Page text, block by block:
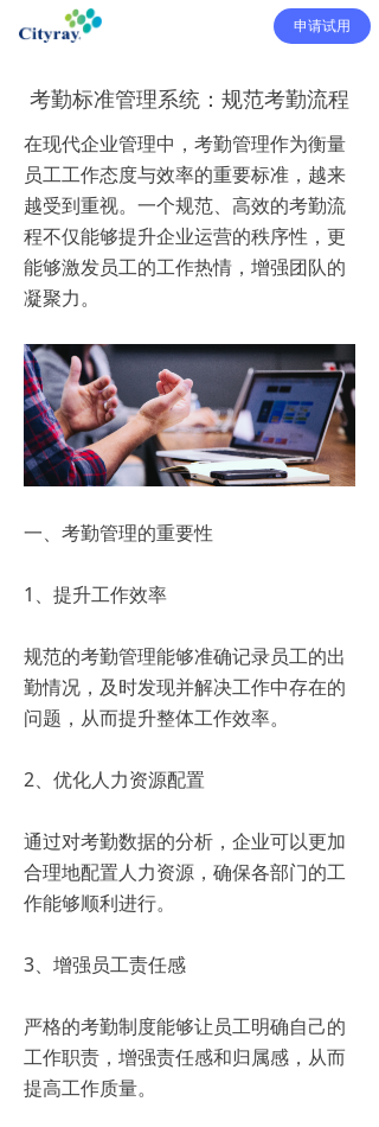
申请试用
考勤标准管理系统：规范考勤流程
在现代企业管理中，考勤管理作为衡量
员工工作态度与效率的重要标准，越来
越受到重视。一个规范、高效的考勤流
程不仅能够提升企业运营的秩序性，更
能够激发员工的工作热情，增强团队的
凝聚力。
一、考勤管理的重要性
1、提升工作效率
规范的考勤管理能够准确记录员工的出
勤情况，及时发现并解决工作中存在的
问题，从而提升整体工作效率。
2、优化人力资源配置
通过对考勤数据的分析，企业可以更加
合理地配置人力资源，确保各部门的工
作能够顺利进行。
3、增强员工责任感
严格的考勤制度能够让员工明确自己的
工作职责，增强责任感和归属感，从而
提高工作质量。